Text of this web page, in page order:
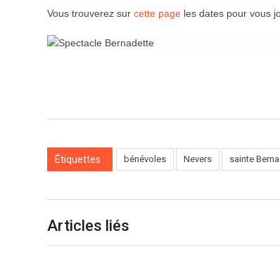
Vous trouverez sur cette page les dates pour vous
Étiquettes : bénévoles Nevers sainte
Articles liés